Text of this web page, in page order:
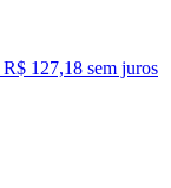
R$ 127,18 sem juros